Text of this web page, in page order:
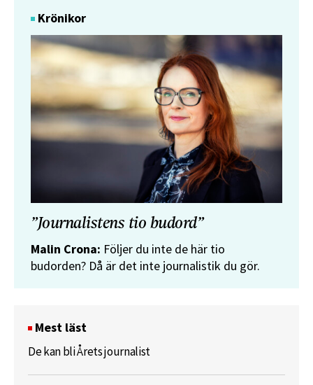
Krönikor
”Journalistens tio budord”
Malin Crona: Följer du inte de här tio
budorden? Då är det inte journalistik du gör.
Mest läst
De kan bli Årets journalist